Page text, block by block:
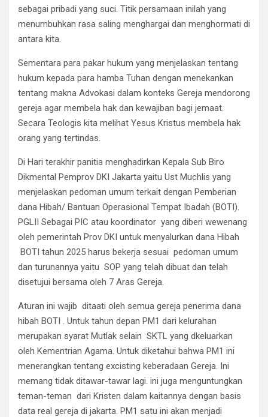
sebagai pribadi yang suci. Titik persamaan inilah yang
menumbuhkan rasa saling menghargai dan menghormati di
antara kita.
Sementara para pakar hukum yang menjelaskan tentang
hukum kepada para hamba Tuhan dengan menekankan
tentang makna Advokasi dalam konteks Gereja mendorong
gereja agar membela hak dan kewajiban bagi jemaat.
Secara Teologis kita melihat Yesus Kristus membela hak
orang yang tertindas.
Di Hari terakhir panitia menghadirkan Kepala Sub Biro
Dikmental Pemprov DKI Jakarta yaitu Ust Muchlis yang
menjelaskan pedoman umum terkait dengan Pemberian
dana Hibah/ Bantuan Operasional Tempat Ibadah (BOTI).
PGLII Sebagai PIC atau koordinator yang diberi wewenang
oleh pemerintah Prov DKI untuk menyalurkan dana Hibah
BOTI tahun 2025 harus bekerja sesuai pedoman umum
dan turunannya yaitu SOP yang telah dibuat dan telah
disetujui bersama oleh 7 Aras Gereja.
Aturan ini wajib ditaati oleh semua gereja penerima dana
hibah BOTI . Untuk tahun depan PM1 dari kelurahan
merupakan syarat Mutlak selain SKTL yang dkeluarkan
oleh Kementrian Agama. Untuk diketahui bahwa PM1 ini
menerangkan tentang excisting keberadaan Gereja. Ini
memang tidak ditawar-tawar lagi. ini juga menguntungkan
teman-teman dari Kristen dalam kaitannya dengan basis
data real gereja di jakarta. PM1 satu ini akan menjadi